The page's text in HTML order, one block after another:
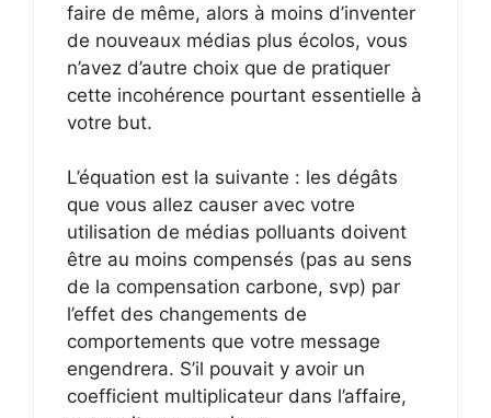
faire de même, alors à moins d’inventer
de nouveaux médias plus écolos, vous
n’avez d’autre choix que de pratiquer
cette incohérence pourtant essentielle à
votre but.
L’équation est la suivante : les dégâts
que vous allez causer avec votre
utilisation de médias polluants doivent
être au moins compensés (pas au sens
de la compensation carbone, svp) par
l’effet des changements de
comportements que votre message
engendrera. S’il pouvait y avoir un
coefficient multiplicateur dans l’affaire,